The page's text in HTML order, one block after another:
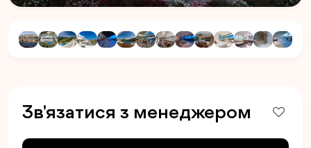
Зв'язатися з менеджером